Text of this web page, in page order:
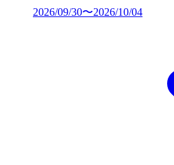
2026/09/30〜2026/10/04